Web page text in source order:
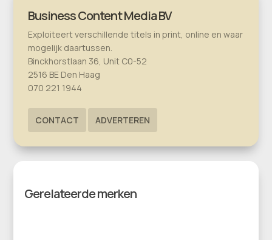
Business Content Media BV
Exploiteert verschillende titels in print, online en waar
mogelijk daartussen.
Binckhorstlaan 36, Unit C0-52
2516 BE Den Haag
070 221 1944
CONTACT ADVERTEREN
Gerelateerde merken